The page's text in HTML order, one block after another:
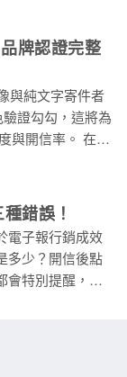
互
真正能產生商
容」，系統會對
往後的郵件更容
映的是整體流
長期指標，反映
看，才能找到真
牌認證完整
與純文字寄件者
證勾勾，這將為
來顯著的效益提
施 BIMI 後開信
被視為詐騙信
錯誤！
電子報行銷成效
多少？開信後點
會特別提醒，多
有限的